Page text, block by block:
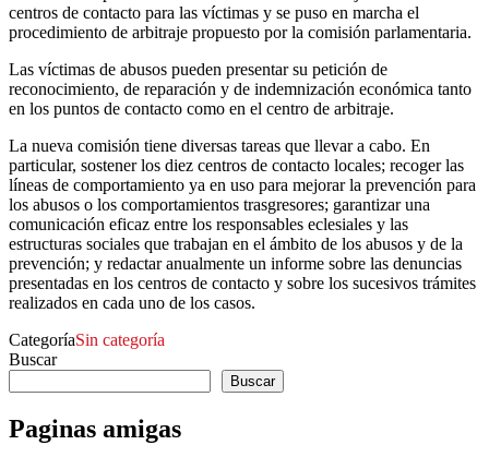
centros de contacto para las víctimas y se puso en marcha el
procedimiento de arbitraje propuesto por la comisión parlamentaria.
Las víctimas de abusos pueden presentar su petición de
reconocimiento, de reparación y de indemnización económica tanto
en los puntos de contacto como en el centro de arbitraje.
La nueva comisión tiene diversas tareas que llevar a cabo. En
particular, sostener los diez centros de contacto locales; recoger las
líneas de comportamiento ya en uso para mejorar la prevención para
los abusos o los comportamientos trasgresores; garantizar una
comunicación eficaz entre los responsables eclesiales y las
estructuras sociales que trabajan en el ámbito de los abusos y de la
prevención; y redactar anualmente un informe sobre las denuncias
presentadas en los centros de contacto y sobre los sucesivos trámites
realizados en cada uno de los casos.
CategoríaSin categoría
Buscar
Buscar
Paginas amigas